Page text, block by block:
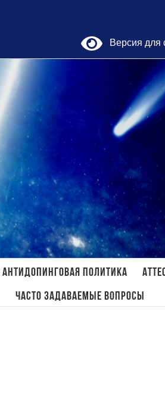
Версия для
Антидопинговая политика
Часто задаваемые вопросы